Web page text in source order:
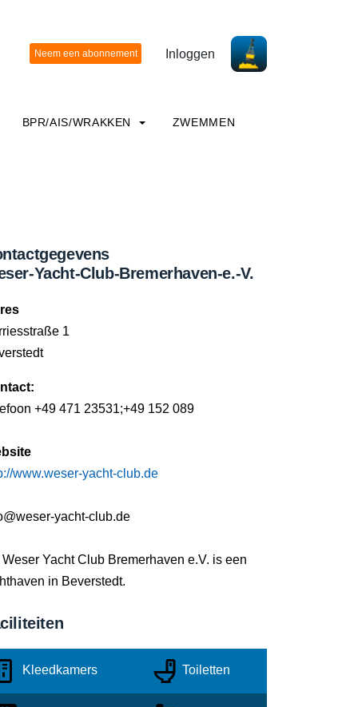
Inloggen
BPR/AIS/WRAKKEN ZWEMMEN
Yacht-Club-Bremerhaven-e.-V.
1
+49 471 23531;+49 152 089
www.weser-yacht-club.de
yacht-club.de
Weser Yacht Club Bremerhaven e.V. is een
in Beverstedt.
Kleedkamers Toiletten